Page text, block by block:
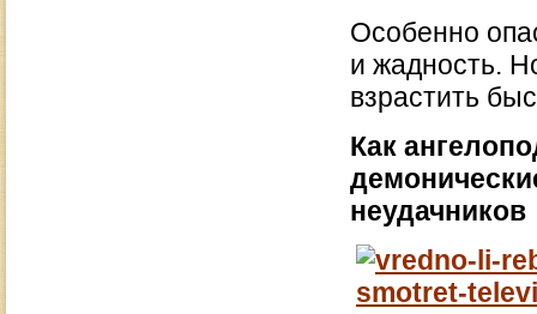
Особенно
и жадность.
взрастить
Как
неудачников